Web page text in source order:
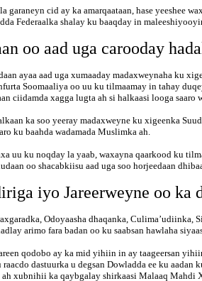
garaneyn cid ay ka amarqaataan, hase yeeshee
Federaalka shalay ku baaqday in
oo aad uga carooday
ayaa aad uga xumaaday madaxweynaha ku
Soomaaliya oo uu ku tilmaamay in tahay
ciidamda xagga lugta ah si halkaasi looga
ka soo yeeray madaxweyne ku xigeenka
ku baahda wadamada Muslimka ah.
uu ku noqday la yaab, waxayna qaarkood ku
oo shacabkiisu aad uga soo horjeedaan
iyo Jareerweyne oo ka
Odoyaasha dhaqanka,
arimo fara badan oo ku saabsan hawlaha
qodobo ay ka mid yihiin in ay taageersan
dastuurka u degsan Dowladda ee ku
xubnihii ka qaybgalay shirkaasi Malaaq Mahdi